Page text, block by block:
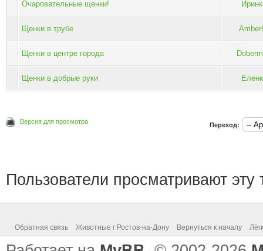
Очаровательные щенки!
Щенки в трубе
Щенки в центре города
Щенки в добрые руки
Версия для просмотра Переход:
Пользователи просматривают эту
Обратная связь Животные г Ростов-на-Дону Вернуться к началу